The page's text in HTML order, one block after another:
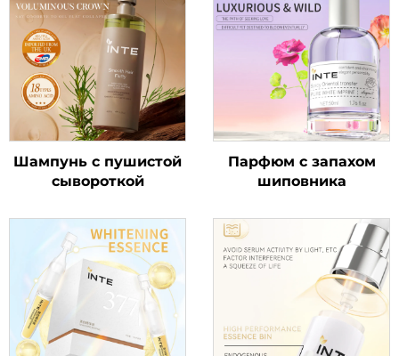
Шампунь с пушистой
сывороткой
Парфюм с запахом
шиповника